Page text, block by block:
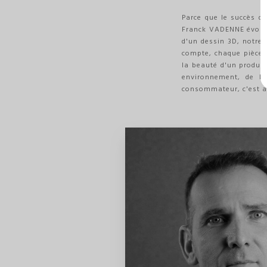
Parce que le succès
Franck VADENNE
d'un dessin 3D, notre
compte, chaque
la beauté d'un
environnement, de
consommateur, c'est